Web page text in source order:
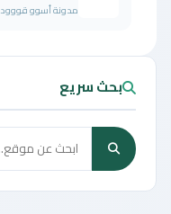
مدونة أسوو قووود Aso Good متخصصة في بناء الشخصية والكاريزما ...
بحث سريع